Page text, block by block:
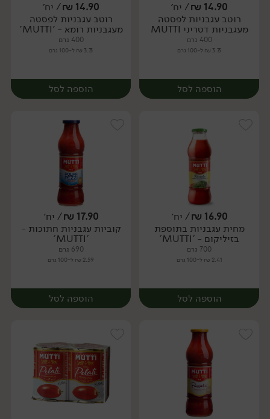
יח׳ יח׳
14.90
₪/ יח׳
רוטב עגבניות לפסטה
מעגבניות דטריני MUTTI
400 גרם
3.73 ₪ ל-100 גרם
הוספה לסל
יח׳
14.90
₪/ יח׳
רוטב עגבניות לפסטה
מעגבניות רומא - 'MUTTI'
400 גרם
3.73 ₪ ל-100 גרם
הוספה לסל
יח׳
16.90
₪/ יח׳
מחית עגבניות בתוספת
בזיליקום - 'MUTTI'
700 גרם
2.41 ₪ ל-100 גרם
הוספה לסל
17.90
₪/ יח׳
קוביות עגבניות חתוכות -
'MUTTI'
690 גרם
2.59 ₪ ל-100 גרם
הוספה לסל